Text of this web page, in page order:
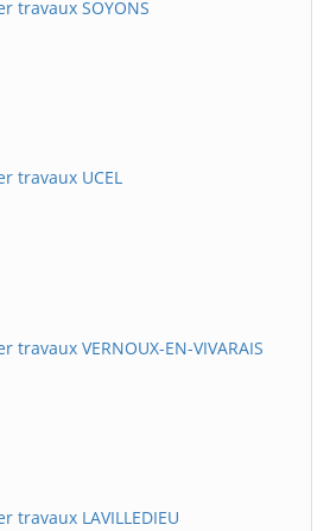
travaux SOYONS
travaux UCEL
travaux VERNOUX-EN-VIVARAIS
travaux LAVILLEDIEU